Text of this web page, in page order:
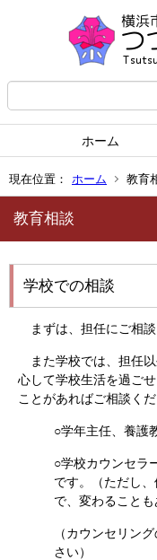
ホーム
現在位置： ホーム 教育
教育相談
学校での相談
まずは、担任にご相談
また学校では、担任
心して学校生活を過ご
ことがあればご相談くだ
○学年主任、養護
○学校カウンセラ
です。（ただし
で、変わることも
（カウンセリン
さい）